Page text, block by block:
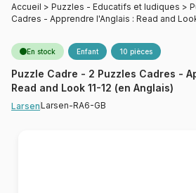
Accueil > Puzzles - Educatifs et ludiques >
Cadres - Apprendre l'Anglais : Read and
En stock Enfant 10 pièces
Puzzle Cadre - 2 Puzzles Cadres -
Read and Look 11-12 (en Anglais)
LarsenLarsen-RA6-GB